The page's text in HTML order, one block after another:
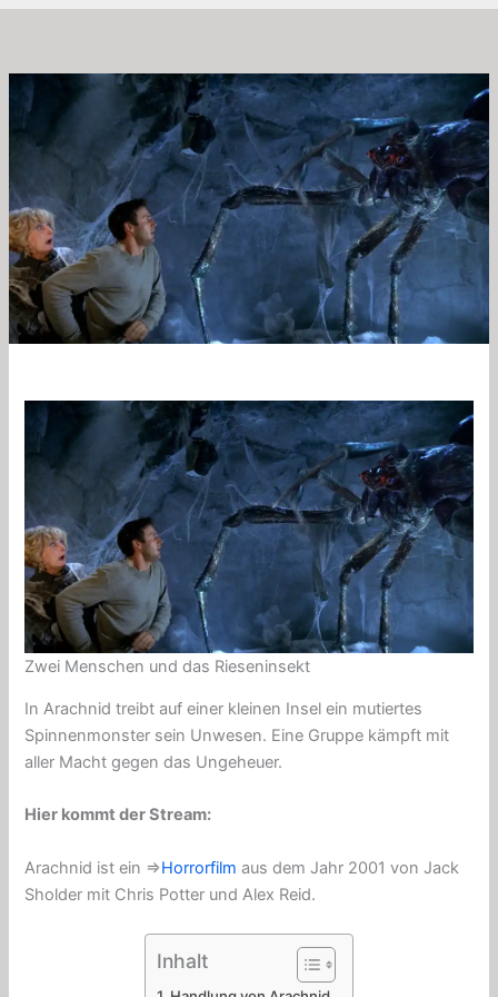
Zwei Menschen und das Rieseninsekt
In Arachnid treibt auf einer kleinen Insel ein mutiertes
Spinnenmonster sein Unwesen. Eine Gruppe kämpft mit
aller Macht gegen das Ungeheuer.
Hier kommt der Stream:
Arachnid ist ein ⇒Horrorfilm aus dem Jahr 2001 von Jack
Sholder mit Chris Potter und Alex Reid.
Inhalt